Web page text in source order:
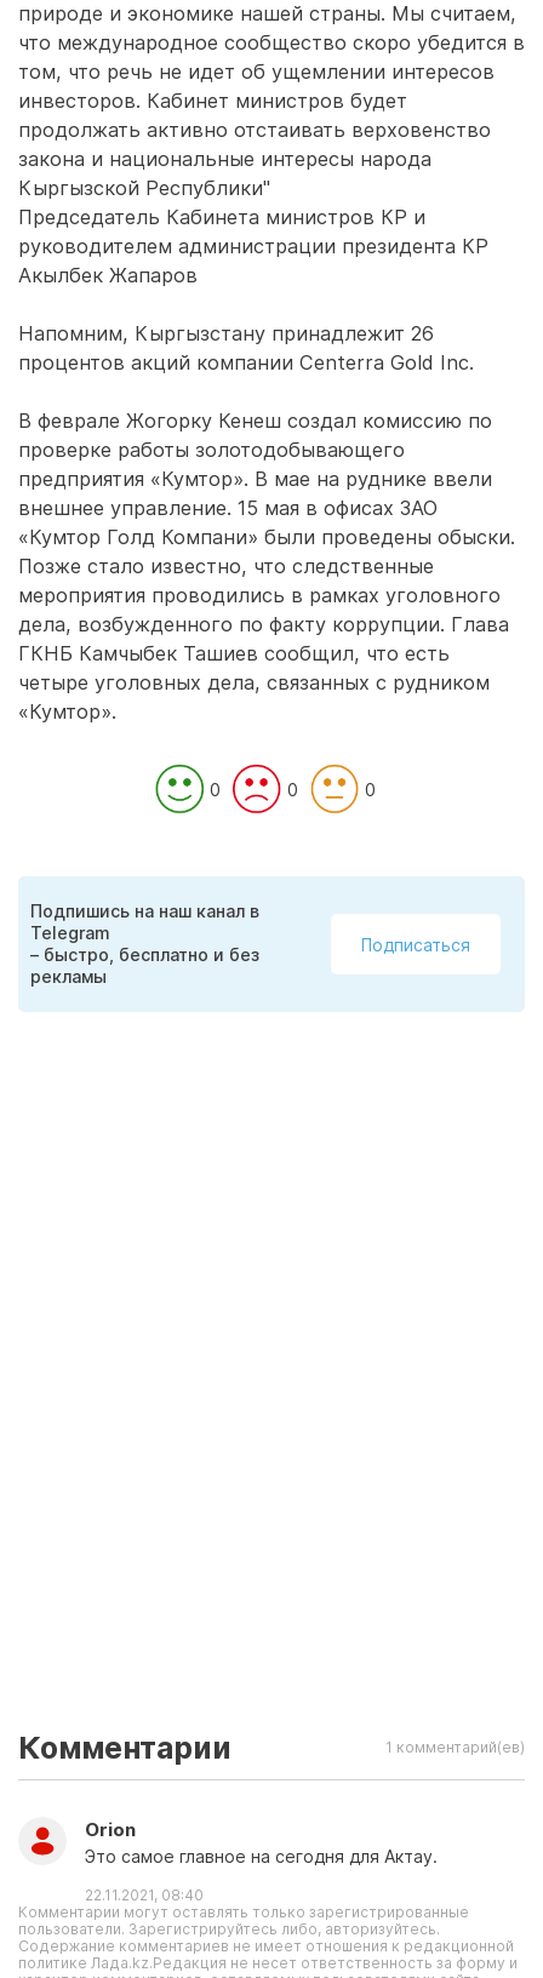
природе и экономике нашей страны. Мы считаем,
что международное сообщество скоро убедится в
том, что речь не идет об ущемлении интересов
инвесторов. Кабинет министров будет
продолжать активно отстаивать верховенство
закона и национальные интересы народа
Кыргызской Республики"
Председатель Кабинета министров КР и
руководителем администрации президента КР
Акылбек Жапаров
Напомним, Кыргызстану принадлежит 26
процентов акций компании Centerra Gold Inc.
В феврале Жогорку Кенеш создал комиссию по
проверке работы золотодобывающего
предприятия «Кумтор». В мае на руднике ввели
внешнее управление. 15 мая в офисах ЗАО
«Кумтор Голд Компани» были проведены обыски.
Позже стало известно, что следственные
мероприятия проводились в рамках уголовного
дела, возбужденного по факту коррупции. Глава
ГКНБ Камчыбек Ташиев сообщил, что есть
четыре уголовных дела, связанных с рудником
«Кумтор».
0 0 0
Подпишись на наш канал в
Telegram
– быстро, бесплатно и без
рекламы
Подписаться
Комментарии 1 комментарий(ев)
Orion
Это самое главное на сегодня для Актау.
22.11.2021, 08:40
Комментарии могут оставлять только зарегистрированные
пользователи. Зарегистрируйтесь либо, авторизуйтесь.
Содержание комментариев не имеет отношения к редакционной
политике Лада.kz.Редакция не несет ответственность за форму и